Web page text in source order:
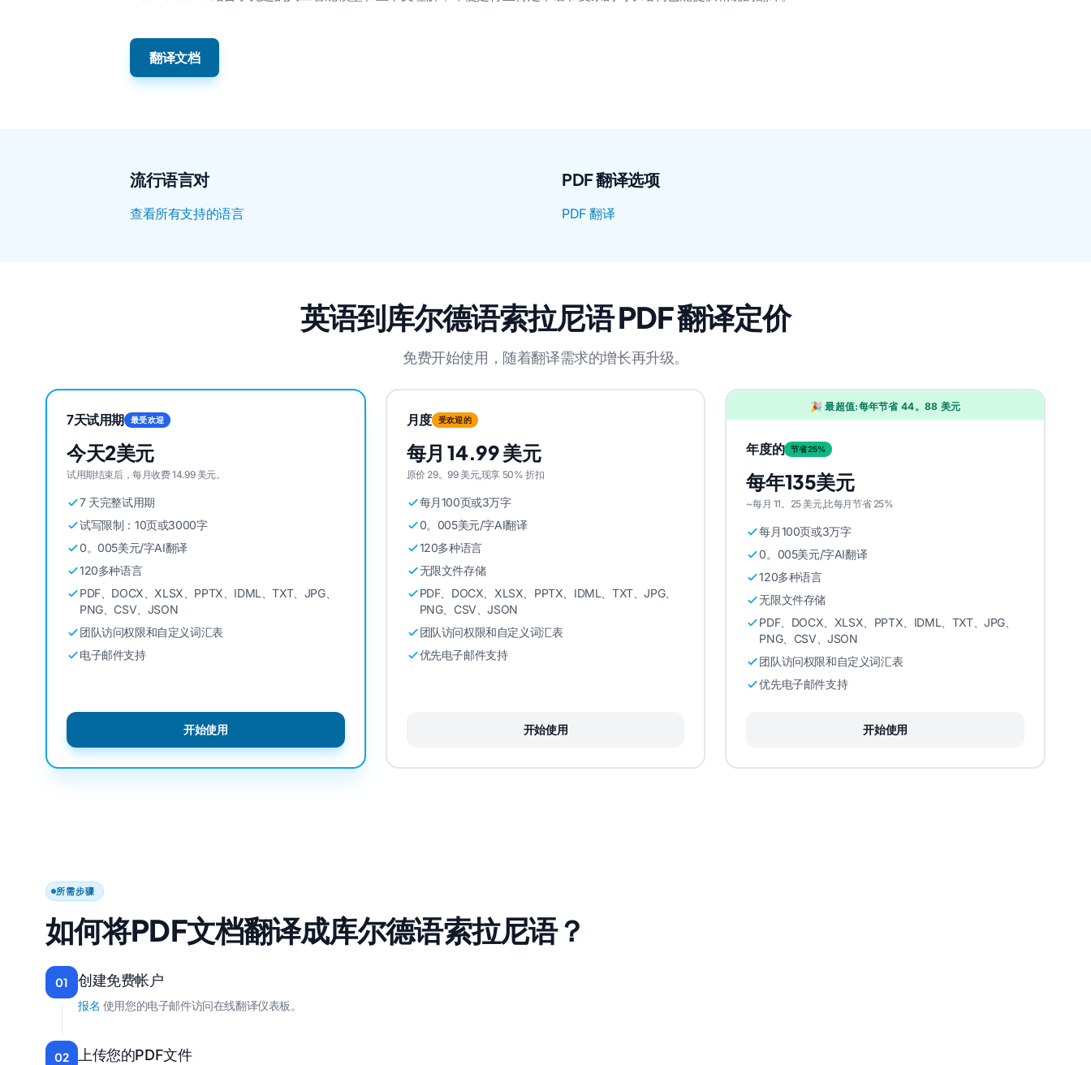
翻译文档
流行语言对
查看所有支持的语言
PDF 翻译选项
PDF 翻译
英语到库尔德语索拉尼语 PDF 翻译定价
免费开始使用，随着翻译需求的增长再升级。
7天试用期 最受欢迎
今天2美元
试用期结束后，每月收费 14.99 美元。
7 天完整试用期
试写限制：10页或3000字
0。005美元/字AI翻译
120多种语言
PDF、DOCX、XLSX、PPTX、IDML、TXT、JPG、
PNG、CSV、JSON
团队访问权限和自定义词汇表
电子邮件支持
开始使用
月度 受欢迎的
每月 14.99 美元
原价 29。99 美元,现享 50% 折扣
每月100页或3万字
0。005美元/字AI翻译
120多种语言
无限文件存储
PDF、DOCX、XLSX、PPTX、IDML、TXT、JPG、
PNG、CSV、JSON
团队访问权限和自定义词汇表
优先电子邮件支持
开始使用
🎉 最超值:每年节省 44。88 美元
年度的 节省25%
每年135美元
~每月 11。25 美元,比每月节省 25%
每月100页或3万字
0。005美元/字AI翻译
120多种语言
无限文件存储
PDF、DOCX、XLSX、PPTX、IDML、TXT、JPG、
PNG、CSV、JSON
团队访问权限和自定义词汇表
优先电子邮件支持
开始使用
所需步骤
如何将PDF文档翻译成库尔德语索拉尼语？
01 创建免费帐户
报名 使用您的电子邮件访问在线翻译仪表板。
02 上传您的PDF文件